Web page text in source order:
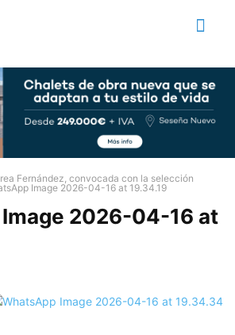
Fernández, convocada con la selección
Image 2026-04-16 at 19.34.19
2026-04-16 at